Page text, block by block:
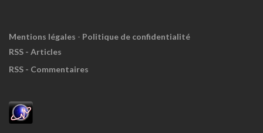
Mentions légales - Politique de confidentialité
RSS - Articles
RSS - Commentaires